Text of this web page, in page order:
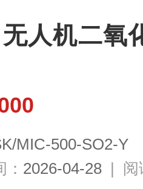
人机二氧
MIC-500-SO2-Y
2026-04-28 | 阅